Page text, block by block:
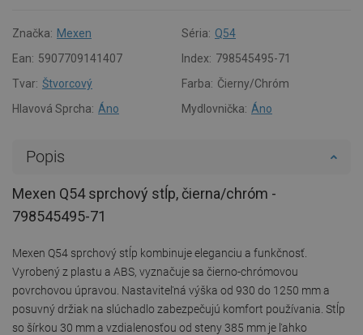
Značka: Mexen Séria: Q54
Ean: 5907709141407 Index: 798545495-71
Tvar: Štvorcový Farba: Čierny/Chróm
Hlavová Sprcha: Áno Mydlovnička: Áno
Popis
Mexen Q54 sprchový stĺp, čierna/chróm -
798545495-71
Mexen Q54 sprchový stĺp kombinuje eleganciu a funkčnosť.
Vyrobený z plastu a ABS, vyznačuje sa čierno-chrómovou
povrchovou úpravou. Nastaviteľná výška od 930 do 1250 mm a
posuvný držiak na slúchadlo zabezpečujú komfort používania. Stĺp
so šírkou 30 mm a vzdialenosťou od steny 385 mm je ľahko